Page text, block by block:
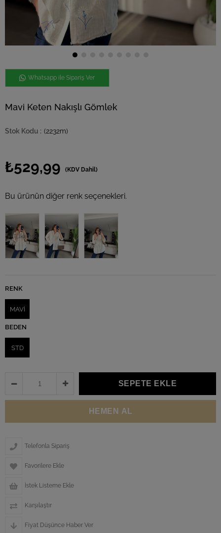
Whatsapp ile Sipariş Ver
Mavi Keten Nakışlı Gömlek
(2232m)
₺529,99 (KDV Dahil)
Bu ürünün diğer renk seçenekleri.
Tükendi
RENK
MAVİ
BEDEN
STD
Telefonla Sipariş
Favorilere Ekle
İstek Listeme Ekle
Karşılaştır
Fiyat Düşünce Haber Ver